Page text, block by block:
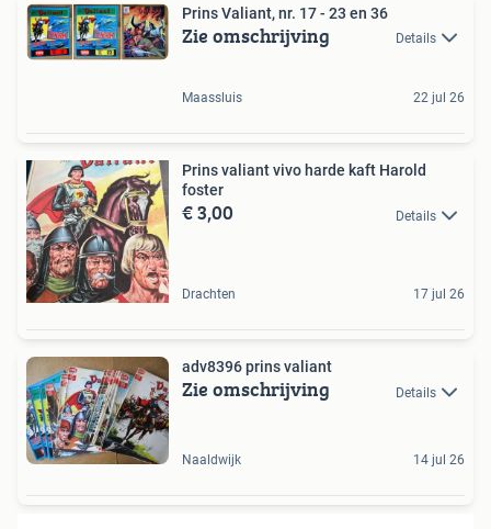
Prins Valiant, nr. 17 - 23 en 36
Zie omschrijving Details
Maassluis 22 jul 26
Prins valiant vivo harde kaft Harold
foster
€ 3,00 Details
Drachten 17 jul 26
adv8396 prins valiant
Zie omschrijving Details
Naaldwijk 14 jul 26